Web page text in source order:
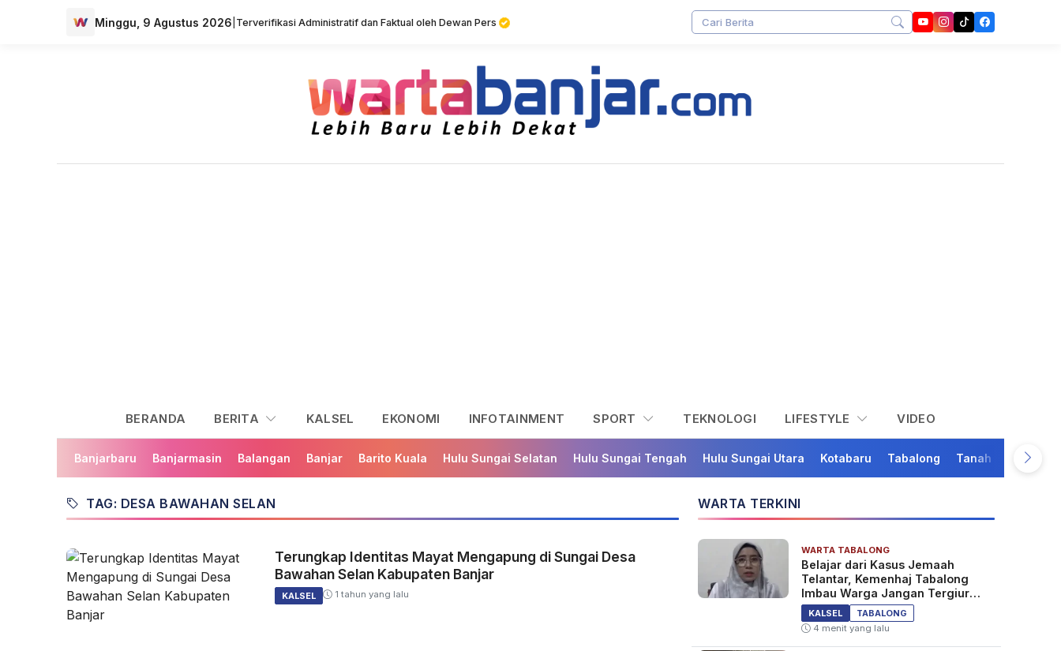
Minggu, 9 Agustus 2026 Terverifikasi Administratif dan Faktual oleh Dewan Pers
BERANDA BERITA KALSEL EKONOMI INFOTAINMENT SPORT TEKNOLOGI LIFESTYLE VIDEO
Banjarbaru Banjarmasin Balangan Banjar Barito Kuala Hulu Sungai Selatan Hulu Sungai Tengah Hulu Sungai Utara Kotabaru Tabalong Tanah Bumbu
TAG: DESA BAWAHAN SELAN
Terungkap Identitas Mayat Mengapung di Sungai Desa
Bawahan Selan Kabupaten Banjar
KALSEL 1 tahun yang lalu
WARTA TERKINI
WARTA TABALONG
Belajar dari Kasus Jemaah
Telantar, Kemenhaj Tabalong
Imbau Warga Jangan Tergiur
Umrah Murah
KALSEL
TABALONG
4 menit yang lalu